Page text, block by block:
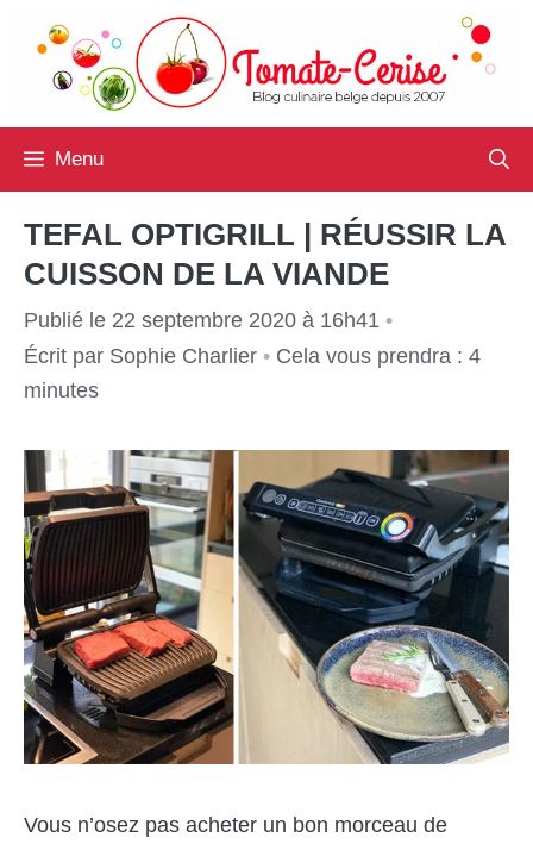
contenu
Menu
TEFAL OPTIGRILL | RÉUSSIR LA
CUISSON DE LA VIANDE
Publié le 22 septembre 2020 à 16h41 •
Écrit par Sophie Charlier • Cela vous prendra : 4
minutes
Vous n’osez pas acheter un bon morceau de